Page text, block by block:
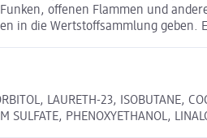
offenen Flammen und
in die Wertstoffsammlung geben.
LAURETH-23, ISOBUTANE,
SULFATE, PHENOXYETHANOL,